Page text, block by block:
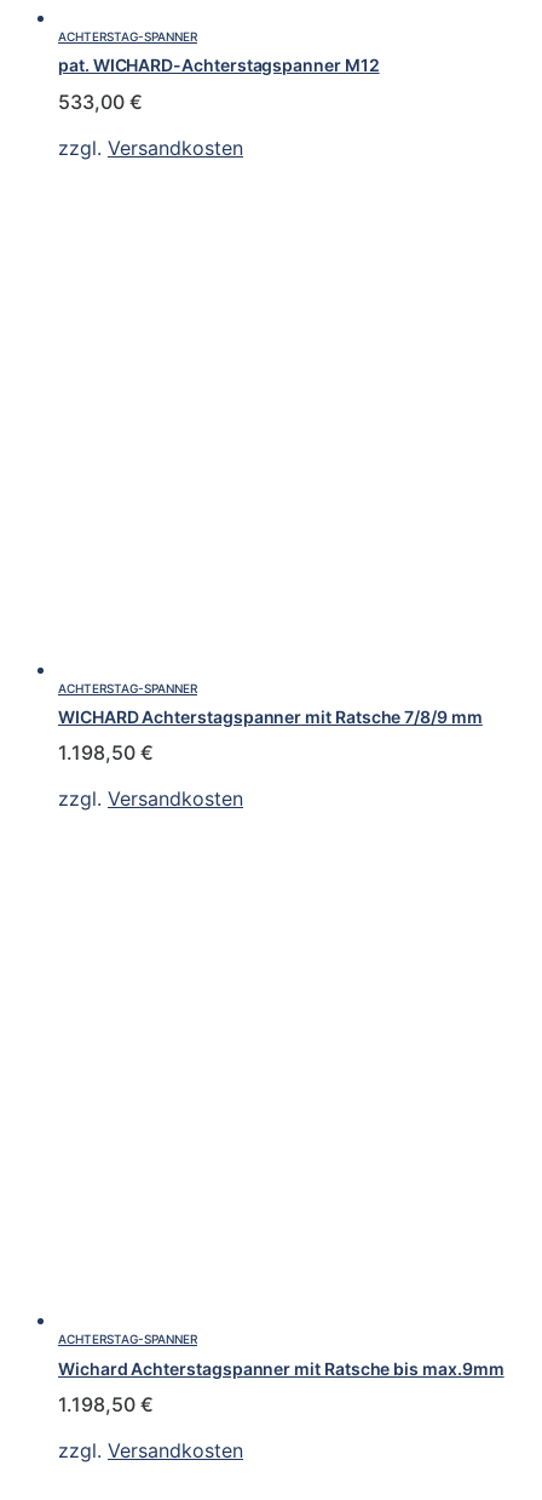
ACHTERSTAG-SPANNER
pat. WICHARD-Achterstagspanner M12
533,00 €
zzgl. Versandkosten
ACHTERSTAG-SPANNER
WICHARD Achterstagspanner mit Ratsche 7/8/9 mm
1.198,50 €
zzgl. Versandkosten
ACHTERSTAG-SPANNER
Wichard Achterstagspanner mit Ratsche bis max.9mm
1.198,50 €
zzgl. Versandkosten